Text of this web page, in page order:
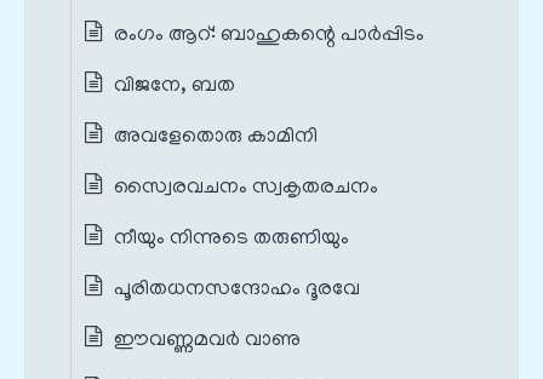
രംഗം ആറ്‌: ബാഹുകന്റെ പാർപ്പിടം
വിജനേ, ബത
അവളേതൊരു കാമിനി
സ്വൈരവചനം സ്വകൃതരചനം
നീയും നിന്നുടെ തരുണിയും
പൂരിതധനസന്ദോഹം ദൂരവേ
ഈവണ്ണമവർ വാണു